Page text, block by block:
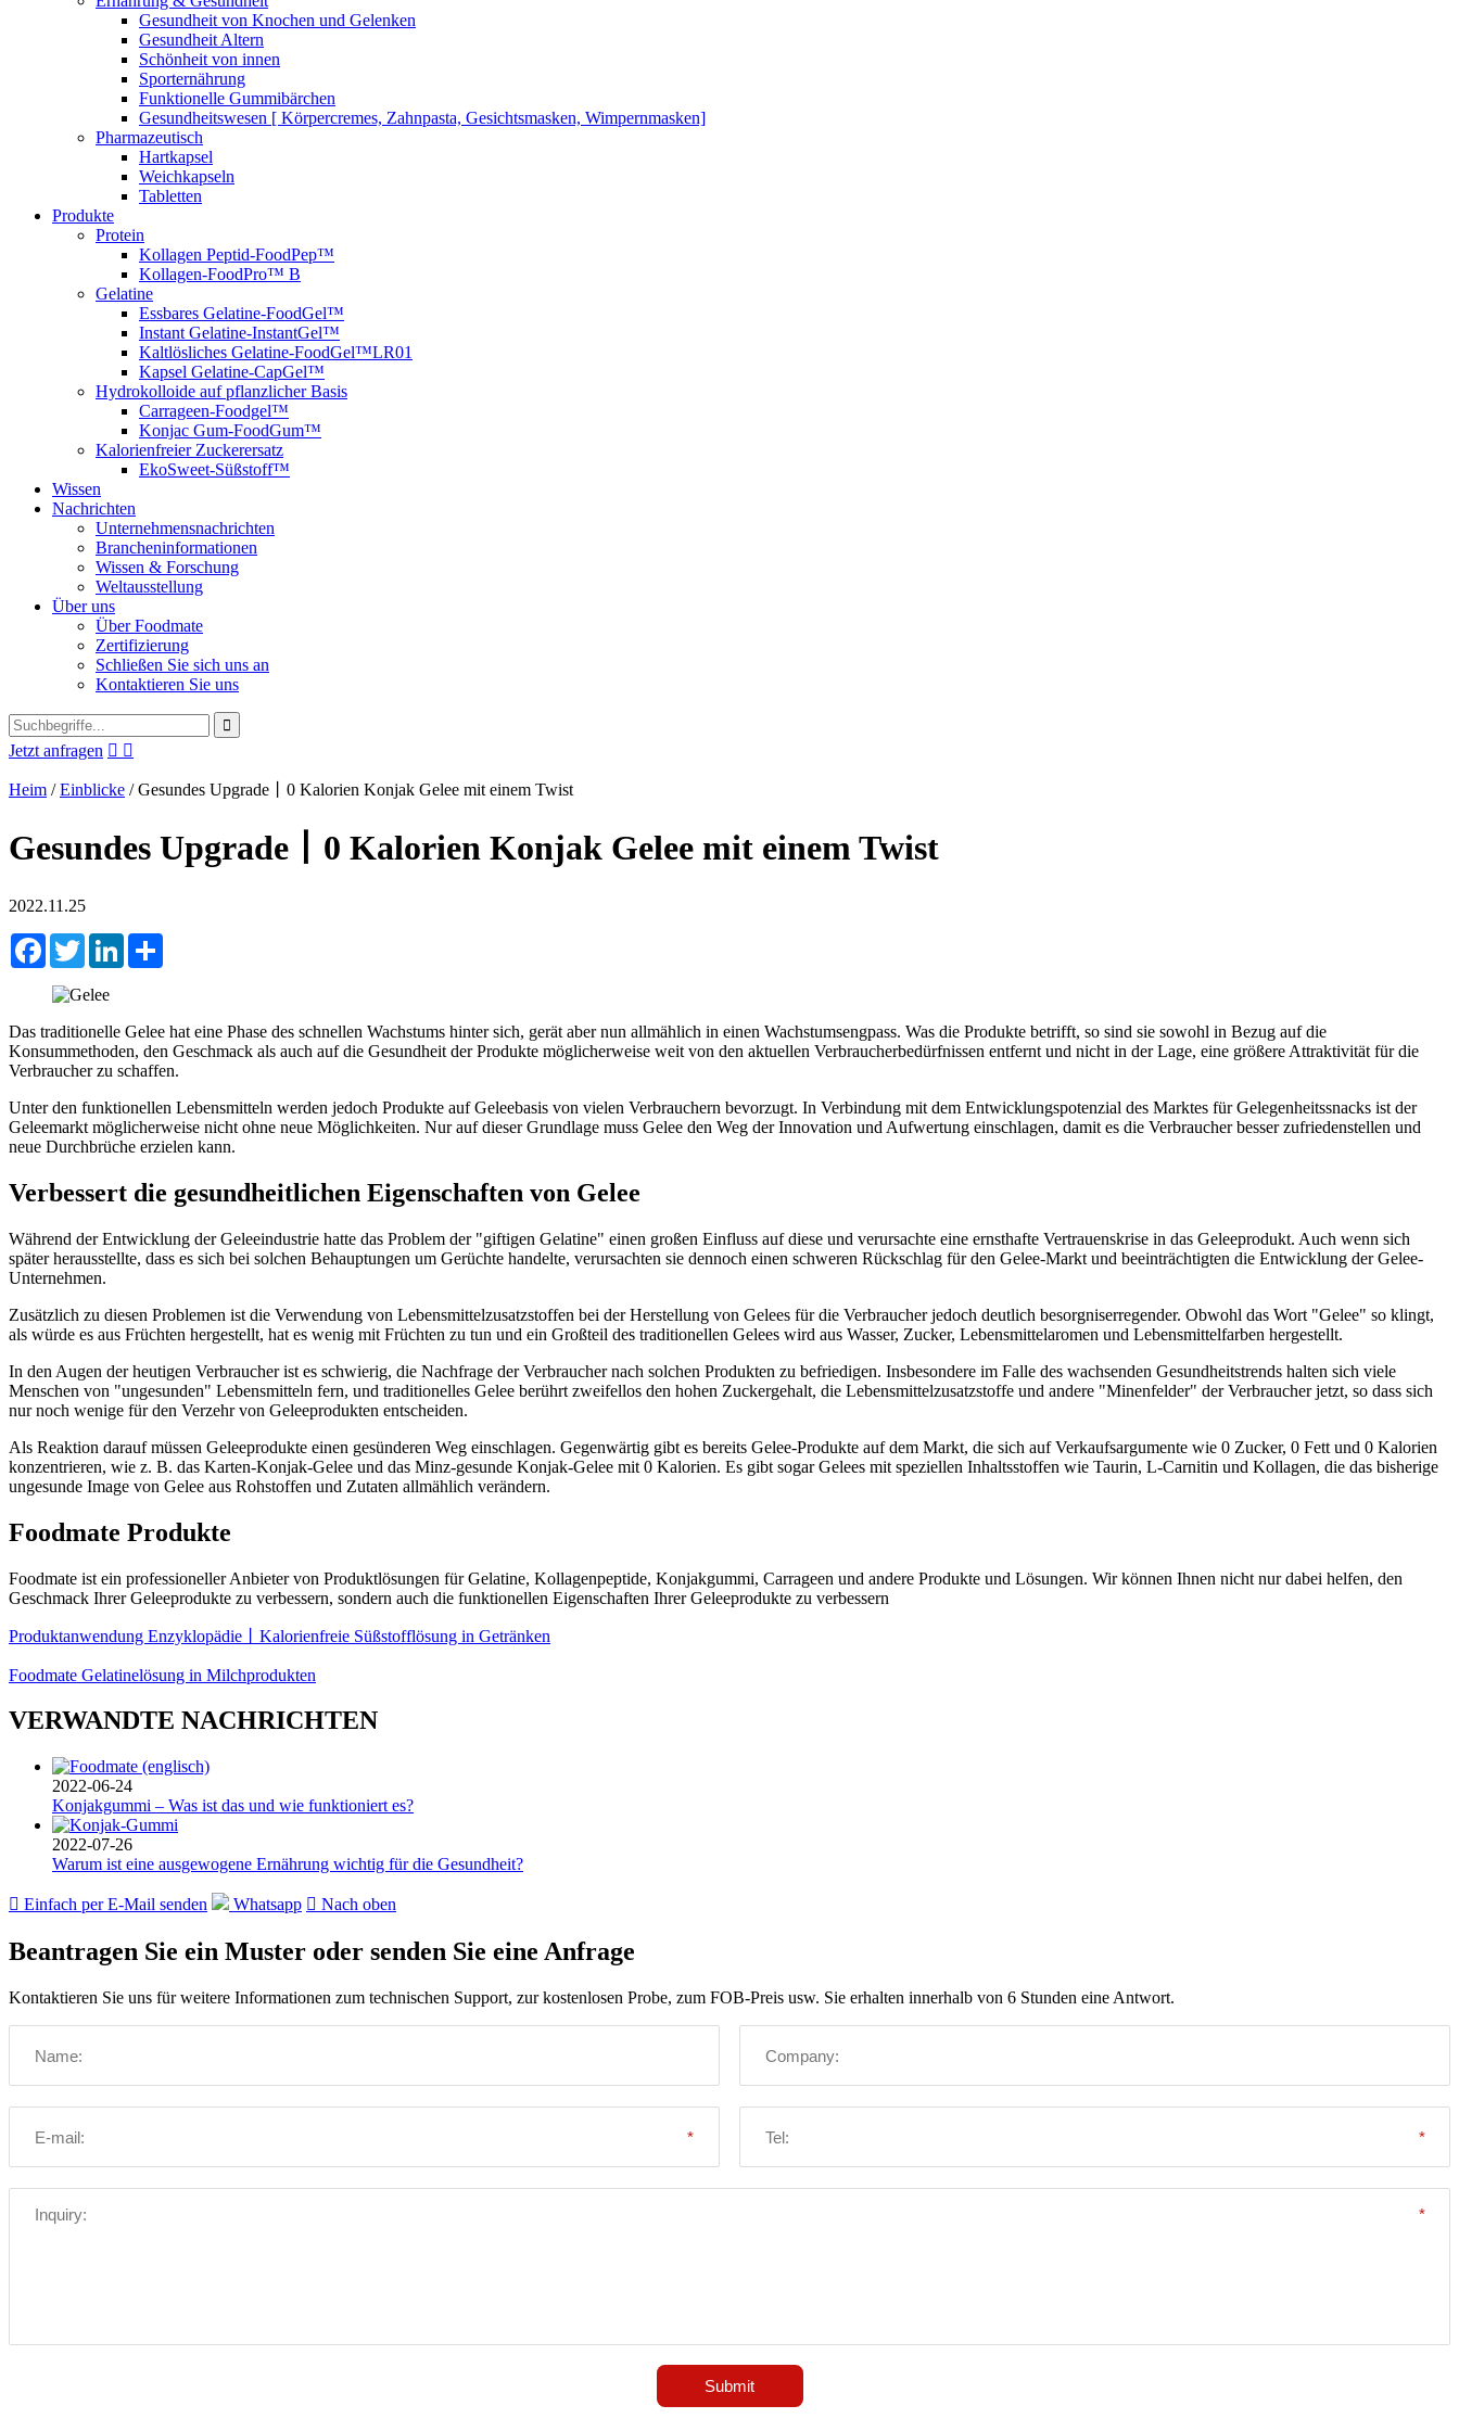
Gesundheit von Knochen und Gelenken
Gesundheit Altern
Schönheit von innen
Sporternährung
Funktionelle Gummibärchen
Gesundheitswesen [ Körpercremes, Zahnpasta, Gesichtsmasken, Wimpernmasken]
Pharmazeutisch
Hartkapsel
Weichkapseln
Tabletten
Produkte
Protein
Kollagen Peptid-FoodPep™
Kollagen-FoodPro™ B
Gelatine
Essbares Gelatine-FoodGel™
Instant Gelatine-InstantGel™
Kaltlösliches Gelatine-FoodGel™LR01
Kapsel Gelatine-CapGel™
Hydrokolloide auf pflanzlicher Basis
Carrageen-Foodgel™
Konjac Gum-FoodGum™
Kalorienfreier Zuckerersatz
EkoSweet-Süßstoff™
Wissen
Nachrichten
Unternehmensnachrichten
Brancheninformationen
Wissen & Forschung
Weltausstellung
Über uns
Über Foodmate
Zertifizierung
Schließen Sie sich uns an
Kontaktieren Sie uns
Jetzt anfragen  
Heim /Einblicke /Gesundes Upgrade丨0 Kalorien Konjak Gelee mit einem Twist
Gesundes Upgrade丨0 Kalorien Konjak Gelee mit einem Twist
2022.11.25
FacebookTwitterLinkedIn
Das traditionelle Gelee hat eine Phase des schnellen Wachstums hinter sich, gerät aber nun allmählich in einen Wachstumsengpass. Was die Produkte betrifft, so sind sie sowohl in Bezug auf die
Konsummethoden, den Geschmack als auch auf die Gesundheit der Produkte möglicherweise weit von den aktuellen Verbraucherbedürfnissen entfernt und nicht in der Lage, eine größere Attraktivität für die
Verbraucher zu schaffen.
Unter den funktionellen Lebensmitteln werden jedoch Produkte auf Geleebasis von vielen Verbrauchern bevorzugt. In Verbindung mit dem Entwicklungspotenzial des Marktes für Gelegenheitssnacks ist der
Geleemarkt möglicherweise nicht ohne neue Möglichkeiten. Nur auf dieser Grundlage muss Gelee den Weg der Innovation und Aufwertung einschlagen, damit es die Verbraucher besser zufriedenstellen und
neue Durchbrüche erzielen kann.
Verbessert die gesundheitlichen Eigenschaften von Gelee
Während der Entwicklung der Geleeindustrie hatte das Problem der "giftigen Gelatine" einen großen Einfluss auf diese und verursachte eine ernsthafte Vertrauenskrise in das Geleeprodukt. Auch wenn sich
später herausstellte, dass es sich bei solchen Behauptungen um Gerüchte handelte, verursachten sie dennoch einen schweren Rückschlag für den Gelee-Markt und beeinträchtigten die Entwicklung der Gelee-
Unternehmen.
Zusätzlich zu diesen Problemen ist die Verwendung von Lebensmittelzusatzstoffen bei der Herstellung von Gelees für die Verbraucher jedoch deutlich besorgniserregender. Obwohl das Wort "Gelee" so klingt,
als würde es aus Früchten hergestellt, hat es wenig mit Früchten zu tun und ein Großteil des traditionellen Gelees wird aus Wasser, Zucker, Lebensmittelaromen und Lebensmittelfarben hergestellt.
In den Augen der heutigen Verbraucher ist es schwierig, die Nachfrage der Verbraucher nach solchen Produkten zu befriedigen. Insbesondere im Falle des wachsenden Gesundheitstrends halten sich viele
Menschen von "ungesunden" Lebensmitteln fern, und traditionelles Gelee berührt zweifellos den hohen Zuckergehalt, die Lebensmittelzusatzstoffe und andere "Minenfelder" der Verbraucher jetzt, so dass sich
nur noch wenige für den Verzehr von Geleeprodukten entscheiden.
Als Reaktion darauf müssen Geleeprodukte einen gesünderen Weg einschlagen. Gegenwärtig gibt es bereits Gelee-Produkte auf dem Markt, die sich auf Verkaufsargumente wie 0 Zucker, 0 Fett und 0 Kalorien
konzentrieren, wie z. B. das Karten-Konjak-Gelee und das Minz-gesunde Konjak-Gelee mit 0 Kalorien. Es gibt sogar Gelees mit speziellen Inhaltsstoffen wie Taurin, L-Carnitin und Kollagen, die das bisherige
ungesunde Image von Gelee aus Rohstoffen und Zutaten allmählich verändern.
Foodmate Produkte
Foodmate ist ein professioneller Anbieter von Produktlösungen für Gelatine, Kollagenpeptide, Konjakgummi, Carrageen und andere Produkte und Lösungen. Wir können Ihnen nicht nur dabei helfen, den
Geschmack Ihrer Geleeprodukte zu verbessern, sondern auch die funktionellen Eigenschaften Ihrer Geleeprodukte zu verbessern
Produktanwendung Enzyklopädie丨Kalorienfreie Süßstofflösung in Getränken
Foodmate Gelatinelösung in Milchprodukten
VERWANDTE NACHRICHTEN
2022-06-24
Konjakgummi – Was ist das und wie funktioniert es?
2022-07-26
Warum ist eine ausgewogene Ernährung wichtig für die Gesundheit?
 Einfach per E-Mail senden Whatsapp  Nach oben
Beantragen Sie ein Muster oder senden Sie eine Anfrage
Kontaktieren Sie uns für weitere Informationen zum technischen Support, zur kostenlosen Probe, zum FOB-Preis usw. Sie erhalten innerhalb von 6 Stunden eine Antwort.